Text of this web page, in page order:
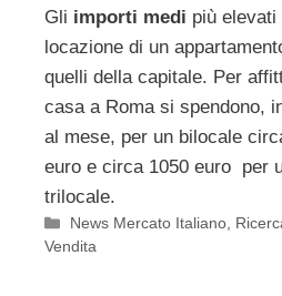
Gli importi medi più elevati
locazione di un
quelli della capitale. Per
casa a Roma si spendono,
al mese, per un bilocale
euro e circa 1050 euro per
trilocale.
Categorie
News Mercato Italiano
Vendita